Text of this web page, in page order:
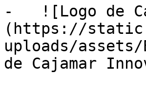
-   ![Logo de
(https://
uploads/assets/
de Cajamar